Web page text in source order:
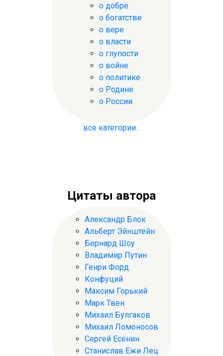
о добре
о богатстве
о вере
о власти
о глупости
о войне
о политике
о Родине
о России
все категории...
Цитаты автора
Александр Блок
Альберт Эйнштейн
Бернард Шоу
Владимир Путин
Генри Форд
Конфуций
Максим Горький
Марк Твен
Михаил Булгаков
Михаил Ломоносов
Сергей Есенин
Станислав Ежи Лец